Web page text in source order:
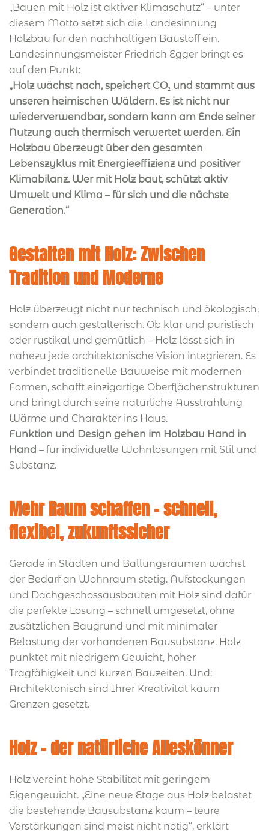
„Bauen mit Holz ist aktiver Klimaschutz“ – unter
diesem Motto setzt sich die Landesinnung
Holzbau für den nachhaltigen Baustoff ein.
Landesinnungsmeister Friedrich Egger bringt es
auf den Punkt:
„Holz wächst nach, speichert CO₂ und stammt aus
unseren heimischen Wäldern. Es ist nicht nur
wiederverwendbar, sondern kann am Ende seiner
Nutzung auch thermisch verwertet werden. Ein
Holzbau überzeugt über den gesamten
Lebenszyklus mit Energieeffizienz und positiver
Klimabilanz. Wer mit Holz baut, schützt aktiv
Umwelt und Klima – für sich und die nächste
Generation.“
Gestalten mit Holz: Zwischen
Tradition und Moderne
Holz überzeugt nicht nur technisch und ökologisch,
sondern auch gestalterisch. Ob klar und puristisch
oder rustikal und gemütlich – Holz lässt sich in
nahezu jede architektonische Vision integrieren. Es
verbindet traditionelle Bauweise mit modernen
Formen, schafft einzigartige Oberflächenstrukturen
und bringt durch seine natürliche Ausstrahlung
Wärme und Charakter ins Haus.
Funktion und Design gehen im Holzbau Hand in
Hand – für individuelle Wohnlösungen mit Stil und
Substanz.
Mehr Raum schaffen – schnell,
flexibel, zukunftssicher
Gerade in Städten und Ballungsräumen wächst
der Bedarf an Wohnraum stetig. Aufstockungen
und Dachgeschossausbauten mit Holz sind dafür
die perfekte Lösung – schnell umgesetzt, ohne
zusätzlichen Baugrund und mit minimaler
Belastung der vorhandenen Bausubstanz. Holz
punktet mit niedrigem Gewicht, hoher
Tragfähigkeit und kurzen Bauzeiten. Und:
Architektonisch sind Ihrer Kreativität kaum
Grenzen gesetzt.
Holz – der natürliche Alleskönner
Holz vereint hohe Stabilität mit geringem
Eigengewicht. „Eine neue Etage aus Holz belastet
die bestehende Bausubstanz kaum – teure
Verstärkungen sind meist nicht nötig“, erklärt